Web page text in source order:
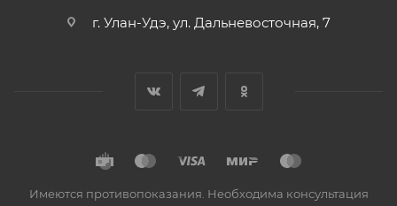
г. Улан-Удэ, ул. Дальневосточная, 7
Имеются противопоказания. Необходима консультация